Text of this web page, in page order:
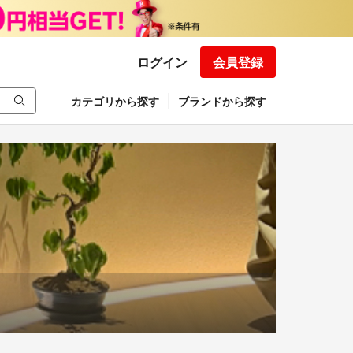
ログイン 会員登録
カテゴリから探す ブランドから探す